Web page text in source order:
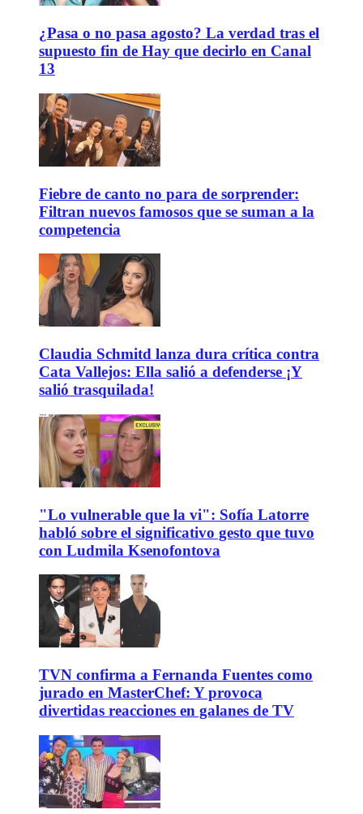
¿Pasa o no pasa agosto? La verdad tras el
supuesto fin de Hay que decirlo en Canal
13
Fiebre de canto no para de sorprender:
Filtran nuevos famosos que se suman a la
competencia
Claudia Schmitd lanza dura crítica contra
Cata Vallejos: Ella salió a defenderse ¡Y
salió trasquilada!
"Lo vulnerable que la vi": Sofía Latorre
habló sobre el significativo gesto que tuvo
con Ludmila Ksenofontova
TVN confirma a Fernanda Fuentes como
jurado en MasterChef: Y provoca
divertidas reacciones en galanes de TV